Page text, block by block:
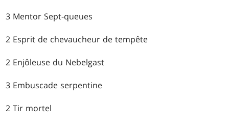
3 Mentor Sept-queues
2 Esprit de chevaucheur de tempête
2 Enjôleuse du Nebelgast
3 Embuscade serpentine
2 Tir mortel